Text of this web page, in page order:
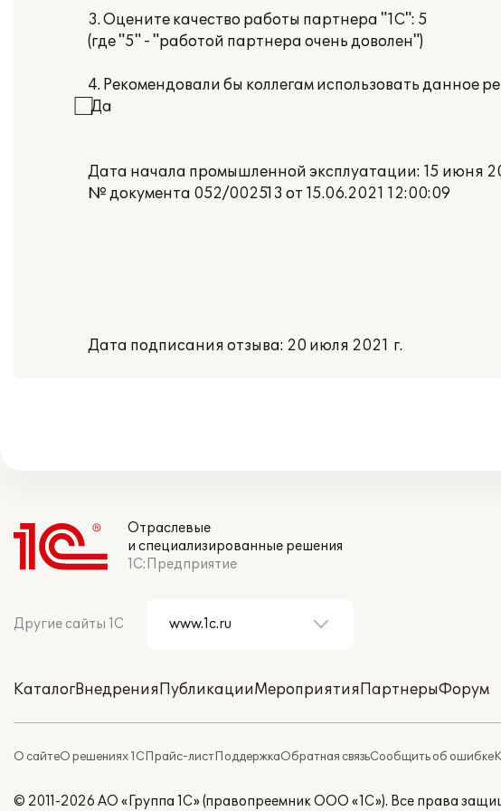
3. Оцените качество работы партнера "1С": 5
(где "5" - "работой партнера очень доволен")
4. Рекомендовали бы коллегам использовать данное
⃞ Да
Дата начала промышленной эксплуатации: 15 июня
№ документа 052/002513 от 15.06.2021 12:00:09
Дата подписания отзыва: 20 июля 2021 г.
Отраслевые
и специализированные решения
1С:Предприятие
Другие сайты 1С
КаталогВнедренияПубликацииМероприятияПартнерыФорум
О сайтеО решениях 1СПрайс-листПоддержкаОбратная связьСообщить об ошибке
© 2011-2026 АО «Группа 1С» (правопреемник ООО «1С»). Все права